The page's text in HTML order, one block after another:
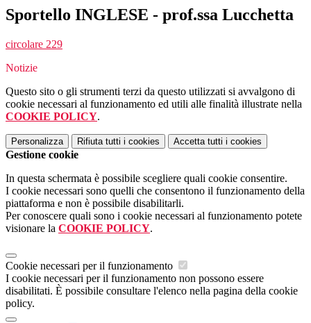
Sportello INGLESE - prof.ssa Lucchetta
circolare 229
Notizie
Questo sito o gli strumenti terzi da questo utilizzati si avvalgono di
cookie necessari al funzionamento ed utili alle finalità illustrate nella
COOKIE POLICY.
Personalizza Rifiuta tutti i cookies Accetta tutti i cookies
Gestione cookie
In questa schermata è possibile scegliere quali cookie consentire.
I cookie necessari sono quelli che consentono il funzionamento della
piattaforma e non è possibile disabilitarli.
Per conoscere quali sono i cookie necessari al funzionamento potete
visionare la COOKIE POLICY.
Cookie necessari per il funzionamento
I cookie necessari per il funzionamento non possono essere
disabilitati. È possibile consultare l'elenco nella pagina della cookie
policy.